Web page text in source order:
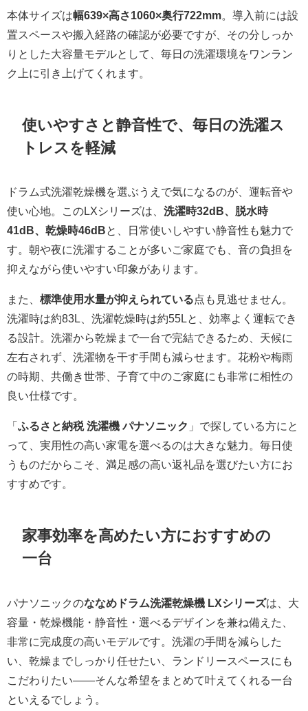
本体サイズは幅639×高さ1060×奥行722mm 。導入前には設
置スペースや搬入経路の確認が必要ですが、その分しっか
りとした大容量モデルとして、毎日の洗濯環境をワンラン
ク上に引き上げてくれます。
使いやすさと静音性で、毎日の洗濯ス
トレスを軽減
ドラム式洗濯乾燥機を選ぶうえで気になるのが、運転音や
使い心地。このLXシリーズは、 洗濯時32dB、脱水時
41dB、乾燥時46dBと、日常使いしやすい静音性も魅力で
す。朝や夜に洗濯することが多いご家庭でも、音の負担を
抑えながら使いやすい印象があります。
また、 標準使用水量が抑えられている点も見逃せません。
洗濯時は約83L、洗濯乾燥時は約55Lと、効率よく運転でき
る設計。洗濯から乾燥まで一台で完結できるため、天候に
左右されず、洗濯物を干す手間も減らせます。花粉や梅雨
の時期、共働き世帯、子育て中のご家庭にも非常に相性の
良い仕様です。
「 ふるさと納税 洗濯機 パナソニック 」で探している方にと
って、実用性の高い家電を選べるのは大きな魅力。毎日使
うものだからこそ、満足感の高い返礼品を選びたい方にお
すすめです。
家事効率を高めたい方におすすめの
一台
パナソニックのななめドラム洗濯乾燥機 LXシリーズは、大
容量・乾燥機能・静音性・選べるデザインを兼ね備えた、
非常に完成度の高いモデルです。洗濯の手間を減らした
い、乾燥までしっかり任せたい、ランドリースペースにも
こだわりたい——そんな希望をまとめて叶えてくれる一台
といえるでしょう。